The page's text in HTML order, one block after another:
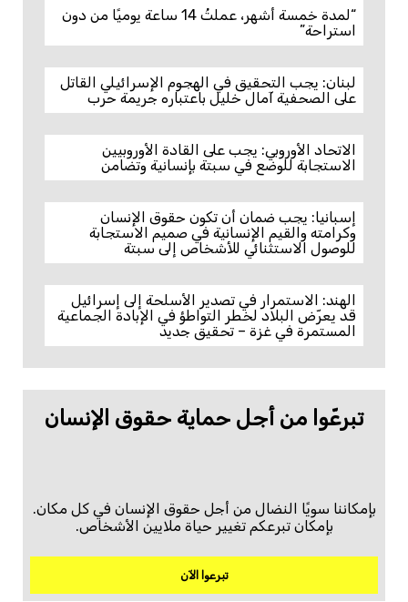
“لمدة خمسة أشهر، عملتُ 14 ساعة يوميًا من دون
استراحة”
لبنان: يجب التحقيق في الهجوم الإسرائيلي القاتل
على الصحفية آمال خليل باعتباره جريمة حرب
الاتحاد الأوروبي: يجب على القادة الأوروبيين
الاستجابة للوضع في سبتة بإنسانية وتضامن
إسبانيا: يجب ضمان أن تكون حقوق الإنسان
وكرامته والقيم الإنسانية في صميم الاستجابة
للوصول الاستثنائي للأشخاص إلى سبتة
الهند: الاستمرار في تصدير الأسلحة إلى إسرائيل
قد يعرّض البلاد لخطر التواطؤ في الإبادة الجماعية
المستمرة في غزة – تحقيق جديد
تبرعّوا من أجل حماية حقوق الإنسان
بإمكاننا سويًا النضال من أجل حقوق الإنسان في كل مكان.
بإمكان تبرعكم تغيير حياة ملايين الأشخاص.
تبرعوا الآن